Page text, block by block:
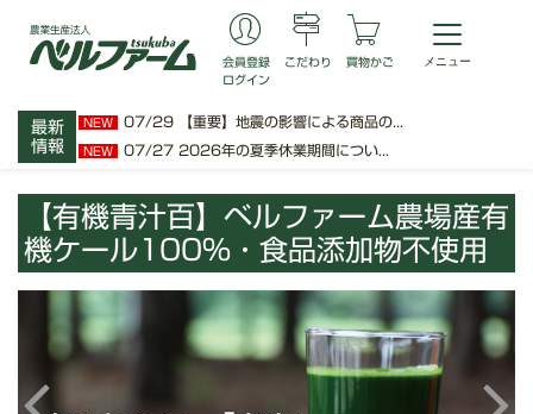
最新
情報
NEW 07/29 【重要】地震の影響による商品の...
NEW 07/27 2026年の夏季休業期間につい...
会員登録
ログイン
こだわり 買物かご
【有機青汁百】ベルファーム農場産有
機ケール100%・食品添加物不使用